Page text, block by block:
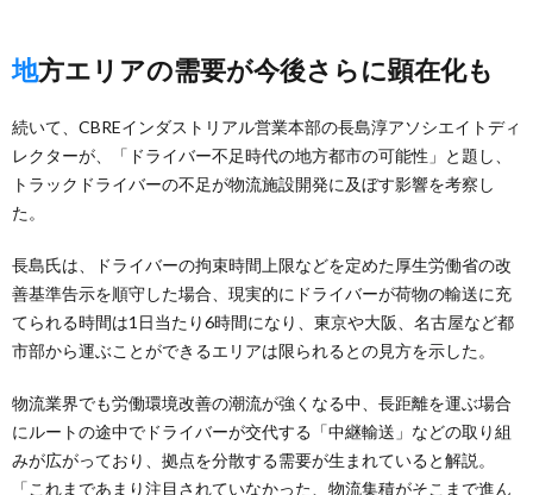
地方エリアの需要が今後さらに顕在化も
続いて、CBREインダストリアル営業本部の長島淳アソシエイトディ
レクターが、「ドライバー不足時代の地方都市の可能性」と題し、
トラックドライバーの不足が物流施設開発に及ぼす影響を考察し
た。
長島氏は、ドライバーの拘束時間上限などを定めた厚生労働省の改
善基準告示を順守した場合、現実的にドライバーが荷物の輸送に充
てられる時間は1日当たり6時間になり、東京や大阪、名古屋など都
市部から運ぶことができるエリアは限られるとの見方を示した。
物流業界でも労働環境改善の潮流が強くなる中、長距離を運ぶ場合
にルートの途中でドライバーが交代する「中継輸送」などの取り組
みが広がっており、拠点を分散する需要が生まれていると解説。
「これまであまり注目されていなかった、物流集積がそこまで進ん